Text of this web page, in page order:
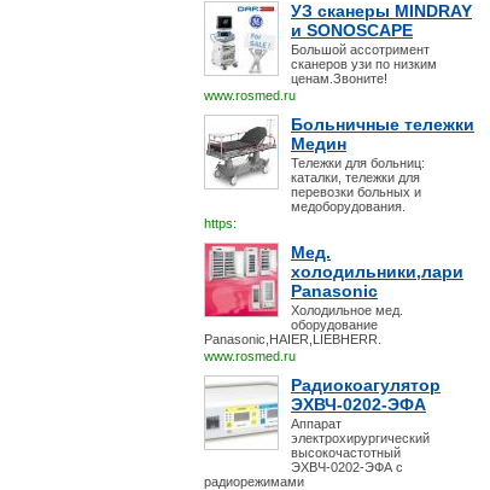
УЗ сканеры MINDRAY
и SONOSCAPE
Большой ассотримент
сканеров узи по низким
ценам.Звоните!
www.rosmed.ru
Больничные тележки
Медин
Тележки для больниц:
каталки, тележки для
перевозки больных и
медоборудования.
https:
Мед.
холодильники,лари
Panasonic
Холодильное мед.
оборудование
Panasonic,HAIER,LIEBHERR.
www.rosmed.ru
Радиокоагулятор
ЭХВЧ-0202-ЭФА
Аппарат
электрохирургический
высокочастотный
ЭХВЧ-0202-ЭФА с
радиорежимами